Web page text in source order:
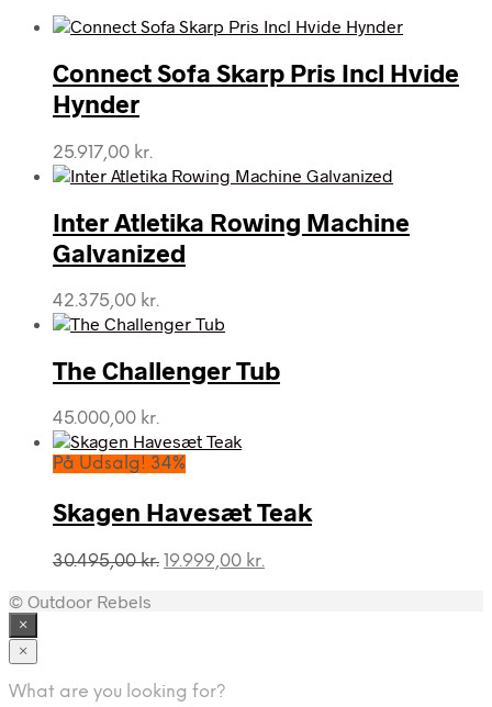
Connect Sofa Skarp Pris Incl Hvide
Hynder
25.917,00 kr.
Inter Atletika Rowing Machine
Galvanized
42.375,00 kr.
The Challenger Tub
45.000,00 kr.
På Udsalg! 34%
Skagen Havesæt Teak
30.495,00kr. Den
19.999,00 kr.
© Outdoor Rebels
×
×
What are you looking for?